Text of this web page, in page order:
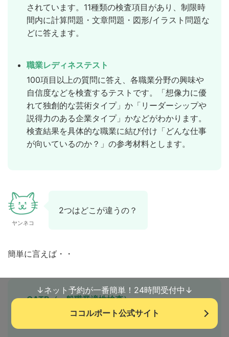
されています。11種類の検査項目があり、制限時
間内に計算問題・文章問題・図形/イラスト問題な
どに答えます。
職業レディネステスト
100項目以上の質問に答え、各職業分野の興味や
自信度などを検査するテストです。「想像力に優
れて独創的な芸術タイプ」か「リーダーシップや
説得力のある企業タイプ」かなどがわかります。
検査結果を具体的な職業に結び付け「どんな仕事
が向いているのか？」の参考材料とします。
ヤンネコ
2つはどこが違うの？
簡単に言えば・・
GATB（一般職業適性検査）
能力適性から見たおすすめの職業がわかる
↓ネット予約が一番簡単！24時間受付中↓
ココルポート公式サイト